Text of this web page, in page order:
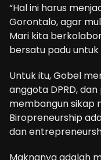
“Hal ini harus
Gorontalo, agar
Mari kita
bersatu padu
Untuk itu, Gobel
anggota DPRD,
membangun sikap
Biropreneurship
dan
Maknanya adalah